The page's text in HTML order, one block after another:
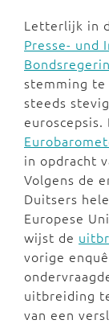
Letterlijk in
Presse- und
stemming te
steeds
in opdracht
Volgens de
Duitsers
Europese
wijst de
vorige
uitbreiding
van een